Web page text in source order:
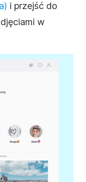
i przejść do
w